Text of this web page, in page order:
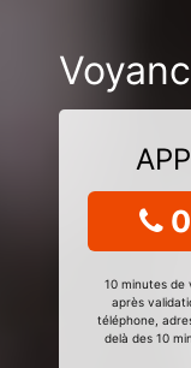
10 minutes de
après
téléphone,
delà des 10